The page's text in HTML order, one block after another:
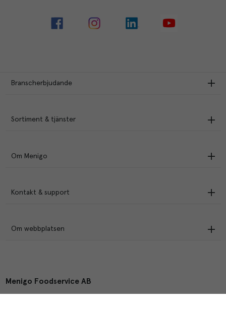
Branscherbjudande
Sortiment & tjänster
Om Menigo
Kontakt & support
Om webbplatsen
Menigo Foodservice AB